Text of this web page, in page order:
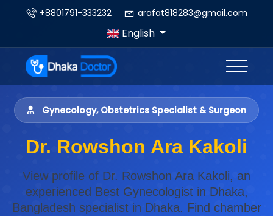
+8801791-333232 arafat818283@gmail.com
English
Gynecology, Obstetrics Specialist & Surgeon
Dr. Rowshon Ara Kakoli
View profile of Dr. Rowshon Ara Kakoli, an
experienced Best Gynecologist in Dhaka,
Bangladesh specialist in Dhaka. Find chamber